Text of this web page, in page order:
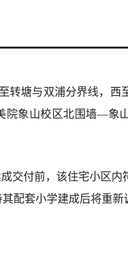
塘与双浦分界线，西
象山校区北围墙—象
交付前，该住宅小区
配套小学建成后将重新